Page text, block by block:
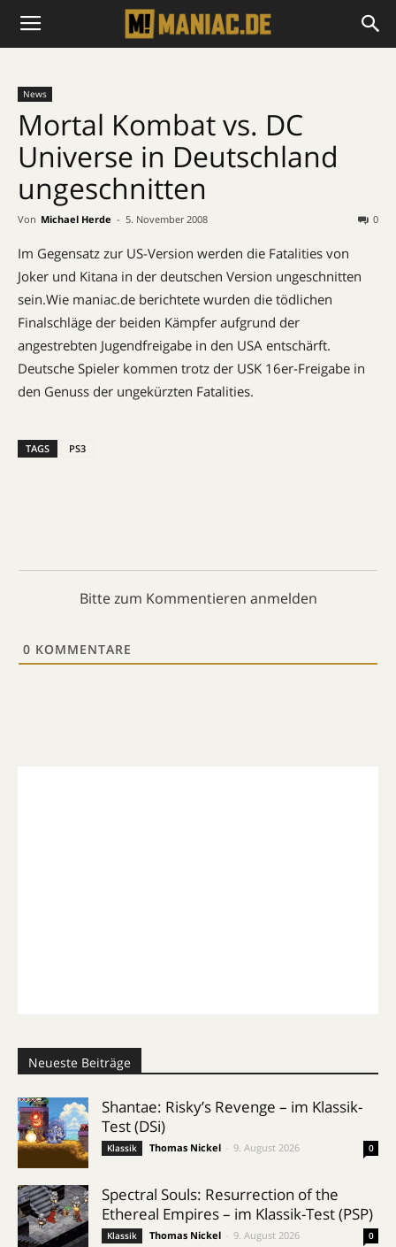
News
Mortal Kombat vs. DC
Universe in Deutschland
ungeschnitten
Von Michael Herde - 5. November 2008 0
Im Gegensatz zur US-Version werden die Fatalities von
Joker und Kitana in der deutschen Version ungeschnitten
sein.Wie maniac.de berichtete wurden die tödlichen
Finalschläge der beiden Kämpfer aufgrund der
angestrebten Jugendfreigabe in den USA entschärft.
Deutsche Spieler kommen trotz der USK 16er-Freigabe in
den Genuss der ungekürzten Fatalities.
TAGS PS3
Bitte zum Kommentieren anmelden
0 KOMMENTARE
Neueste Beiträge
Shantae: Risky’s Revenge – im Klassik-
Test (DSi)
Klassik Thomas Nickel 9. August 2026 0
Spectral Souls: Resurrection of the
Ethereal Empires – im Klassik-Test (PSP)
Klassik Thomas Nickel 9. August 2026 0